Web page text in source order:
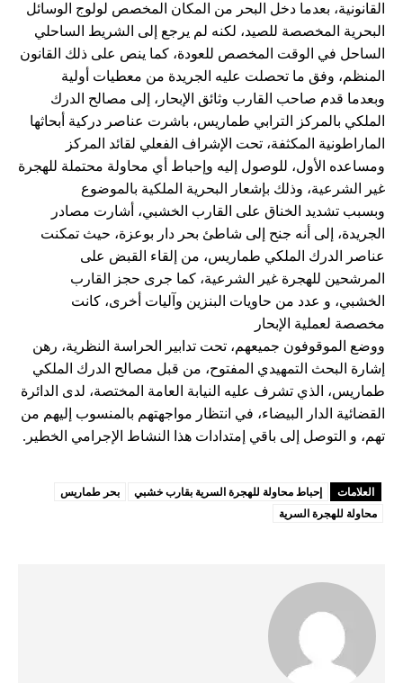
القانونية، بعدما دخل البحر من المكان المخصص لولوج الوسائل
البحرية المخصصة للصيد، لكنه لم يرجع إلى الشريط الساحلي
الساحل في الوقت المخصص للعودة، كما ينص على ذلك القانون
المنظم، وفق ما تحصلت عليه الجريدة من معطيات أولية
وبعدما قدم صاحب القارب وثائق الإبحار، إلى مصالح الدرك
الملكي بالمركز الترابي طماريس، باشرت عناصر دركية أبحاثها
الماراطونية المكثفة، تحت الإشراف الفعلي لقائد المركز
ومساعده الأول، للوصول إليه وإحباط أي محاولة محتملة للهجرة
غير الشرعية، وذلك بإشعار البحرية الملكية بالموضوع
وبسبب تشديد الخناق على القارب الخشبي، أشارت مصادر
الجريدة، إلى أنه جنح إلى شاطئ بحر دار بوعزة، حيث تمكنت
عناصر الدرك الملكي طماريس، من إلقاء القبض على
المرشحين للهجرة غير الشرعية، كما جرى حجز القارب
الخشبي، و عدد من حاويات البنزين وآليات أخرى، كانت
مخصصة لعملية الإبحار
ووضع الموقوفون جميعهم، تحت تدابير الحراسة النظرية، رهن
إشارة البحث التمهيدي المفتوح، من قبل مصالح الدرك الملكي
طماريس، الذي تشرف عليه النيابة العامة المختصة، لدى الدائرة
القضائية الدار البيضاء، في انتظار مواجهتهم بالمنسوب إليهم من
تهم، و التوصل إلى باقي إمتدادات هذا النشاط الإجرامي الخطير.
العلامات إحباط محاولة للهجرة السرية بقارب خشبي
بحر طماريس
محاولة للهجرة السرية